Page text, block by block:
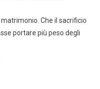
Che il sacrificio
portare più peso degli